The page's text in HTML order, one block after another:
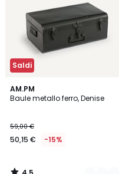
Saldi
AM.PM
Baule metallo ferro, Denise
59,00 €
50,15 € -15%
4,5
/ 5
2
Colori